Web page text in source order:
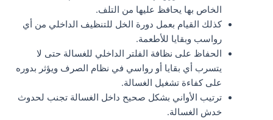
الخاص بها يحافظ عليها من التلف.
كذلك القيام بعمل دورة الخل للتنظيف الداخلي من أي
رواسب وبقايا للأطعمة.
الحفاظ على نظافة الفلتر الداخلي للغسالة حتى لا
يتسرب أي بقايا أو رواسي في نظام الصرف ويؤثر بدوره
على كفاءة تشغيل الغسالة.
ترتيب الأواني بشكل صحيح داخل الغسالة تجنب لحدوث
خدش الغسالة.